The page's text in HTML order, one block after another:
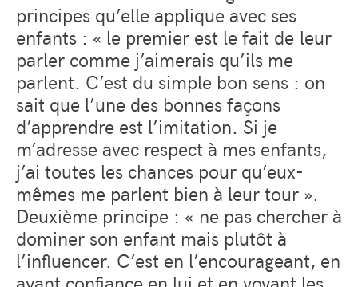
principes qu’elle applique avec ses
enfants : « le premier est le fait de leur
parler comme j’aimerais qu’ils me
parlent. C’est du simple bon sens : on
sait que l’une des bonnes façons
d’apprendre est l’imitation. Si je
m’adresse avec respect à mes enfants,
j’ai toutes les chances pour qu’eux-
mêmes me parlent bien à leur tour ».
Deuxième principe : « ne pas chercher à
dominer son enfant mais plutôt à
l’influencer. C’est en l’encourageant, en